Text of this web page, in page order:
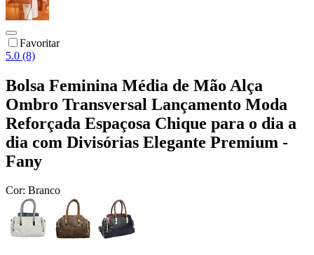
Favoritar
5.0 (8)
Bolsa Feminina Média de Mão Alça
Ombro Transversal Lançamento Moda
Reforçada Espaçosa Chique para o dia a
dia com Divisórias Elegante Premium -
Fany
Cor: Branco